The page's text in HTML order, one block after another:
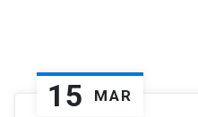
15 MAR